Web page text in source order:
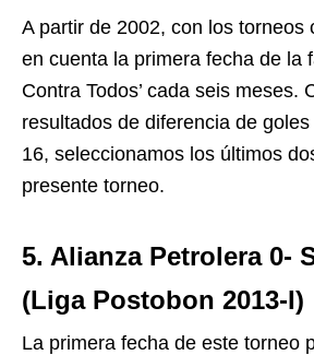
A partir de 2002, con los torneos
en cuenta la primera fecha de la
Contra Todos’ cada seis meses.
resultados de diferencia de
16, seleccionamos los últimos
presente torneo.
5. Alianza Petrolera 0-
(Liga Postobon 2013-I)
La primera fecha de este torneo